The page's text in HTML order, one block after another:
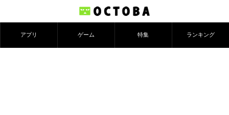
アプリ ゲーム 特集 ランキング